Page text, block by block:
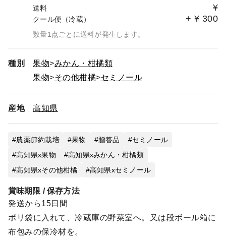
送料 ¥
クール便（冷蔵） + ¥ 300
数量1点ごとに送料が発生します。
種別 果物
みかん・柑橘類
果物
その他柑橘 セミノール
産地 高知県
農薬節約栽培 果物 贈答品
セミノール
高知県x果物
高知県xみかん・柑橘類
高知県xその他柑橘
高知県xセミノール
賞味期限 / 保存方法
発送から15日間
ポリ袋に入れて、冷蔵庫の野菜室へ。又は段ボール箱に
布包みの保冷材を。